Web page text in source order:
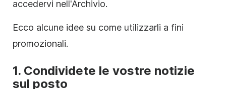
accedervi nell'Archivio.
Ecco alcune idee su come utilizzarli a fini
promozionali.
1. Condividete le vostre notizie
sul posto